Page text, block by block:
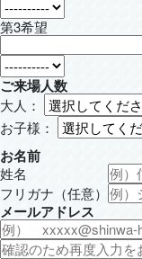
第3希望
ご来場人数
大人：
お子様：
お名前
姓名
フリガナ（任意）
メールアドレス